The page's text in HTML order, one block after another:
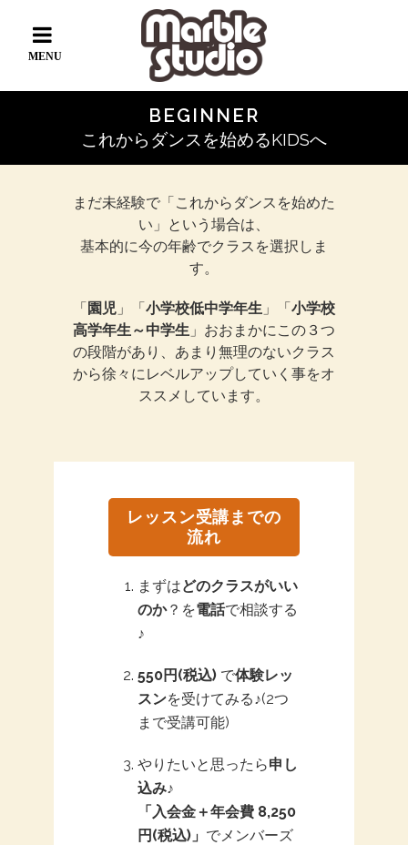
BEGINNER
これからダンスを始めるKIDSへ
まだ未経験で「これからダンスを始めた
い」という場合は、
基本的に今の年齢でクラスを選択しま
す。
「園児 」「小学校低中学年生 」「小学校
高学年生～中学生 」おおまかにこの３つ
の段階があり、あまり無理のないクラス
から徐々にレベルアップしていく事をオ
ススメしています。
レッスン受講までの
流れ
まずはどのクラスがいい
のか？を電話で相談する
♪
550円(税込) で体験レッ
スンを受けてみる♪(2つ
まで受講可能)
やりたいと思ったら申し
込み♪
「入会金＋年会費 8,250
円(税込)」 でメンバーズ